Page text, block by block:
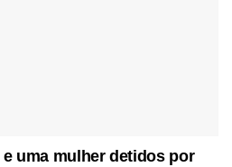
uma mulher detidos por